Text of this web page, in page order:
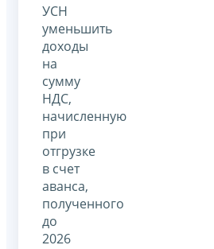
УСН
уменьшить
доходы
на
сумму
НДС,
начисленную
при
отгрузке
в счет
аванса,
полученного
до
2026